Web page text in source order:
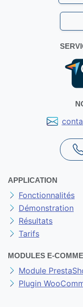
APPLICATION
Fonctionnalités
Démonstration
Résultats
Tarifs
MODULES E-
Module
Plugin